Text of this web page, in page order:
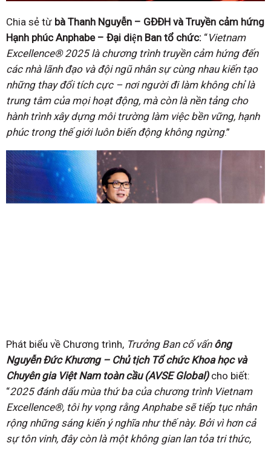
Chia sẻ từ bà Thanh Nguyễn – GĐĐH và Truyền cảm hứng
Hạnh phúc Anphabe – Đại diện Ban tổ chức: “Vietnam
Excellence® 2025 là chương trình truyền cảm hứng đến
các nhà lãnh đạo và đội ngũ nhân sự cùng nhau kiến tạo
những thay đổi tích cực – nơi người đi làm không chỉ là
trung tâm của mọi hoạt động, mà còn là nền tảng cho
hành trình xây dựng môi trường làm việc bền vững, hạnh
phúc trong thế giới luôn biến động không ngừng.”
Phát biểu về Chương trình, Trưởng Ban cố vấn ông
Nguyễn Đức Khương – Chủ tịch Tổ chứcKhoa học và
Chuyên gia Việt Nam toàn cầu (AVSE Global) cho biết:
“2025 đánh dấu mùa thứba của chương trình Vietnam
Excellence®, tôi hy vọng rằng Anphabe sẽ tiếp tục nhân
rộng những sáng kiến ý nghĩa như thế này. Bởi vì hơn cả
sự tôn vinh, đây còn là một không gian lan tỏa tri thức,